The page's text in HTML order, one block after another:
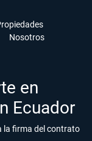
Nosotros
en
Ecuador
la firma del contrato